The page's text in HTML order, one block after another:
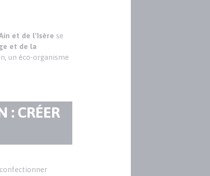
et de l’Isère se
et de la
un éco-organisme
: CRÉER
confectionner